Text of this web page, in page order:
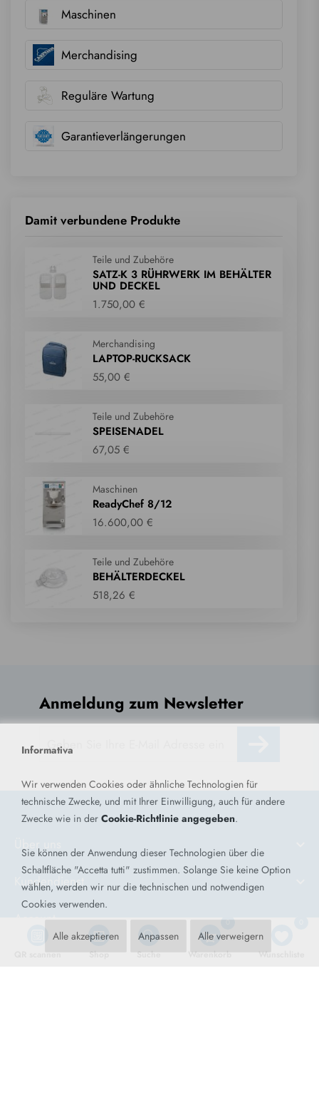
Shop Suche Warenkorb Wunschliste
Maschinen
Merchandising
Reguläre Wartung
Garantieverlängerungen
Damit verbundene Produkte
Teile und Zubehöre
SATZ-K 3 RÜHRWERK IM BEHÄLTER
UND DECKEL
1.750,00 €
Merchandising
LAPTOP-RUCKSACK
55,00 €
Teile und Zubehöre
SPEISENADEL
67,05 €
Maschinen
ReadyChef 8/12
16.600,00 €
Teile und Zubehöre
BEHÄLTERDECKEL
518,26 €
Anmeldung zum Newsletter
Über uns
Kundendienst
Allgemeine Bedingungen
Informativa
Wir verwenden Cookies oder ähnliche Technologien für
technische Zwecke, und mit Ihrer Einwilligung, auch für andere
Zwecke wie in der Cookie-Richtlinie angegeben.
Sie können der Anwendung dieser Technologien über die
Schaltfläche "Accetta tutti" zustimmen. Solange Sie keine Option
wählen, werden wir nur die technischen und notwendigen
Cookies verwenden.
Alle akzeptieren Anpassen Alle verweigern